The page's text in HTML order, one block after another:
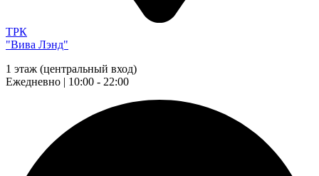
ТРК
"Вива Лэнд"
1 этаж (центральный вход)
Ежедневно | 10:00 - 22:00